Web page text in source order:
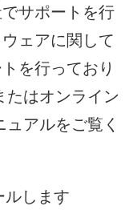
サポートを行
ェアに関して
を行っており
たはオンライン
アルをご覧く
ルします